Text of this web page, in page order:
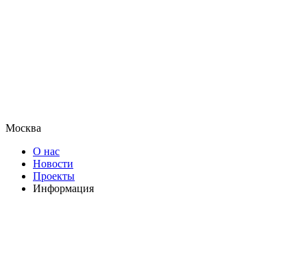
Москва
О нас
Новости
Проекты
Информация